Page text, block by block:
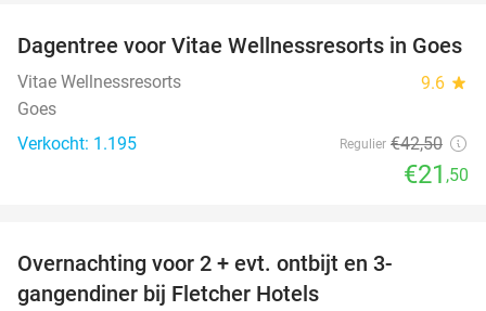
49%
Dagentree voor Vitae Wellnessresorts in Goes
Vitae Wellnessresorts 9.6 star
Goes
Verkocht: 1.195
Regulier €42,50
€21 ,50
Overnachting voor 2 + evt. ontbijt en 3-
gangendiner bij Fletcher Hotels